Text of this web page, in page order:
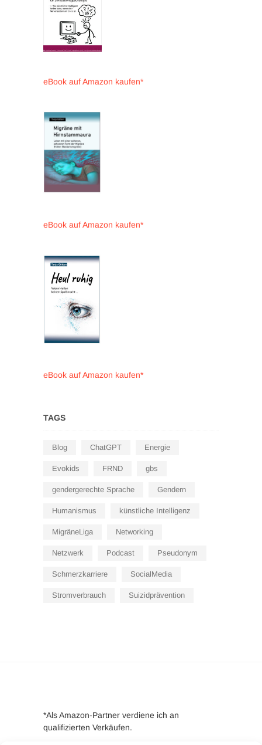
eBook auf Amazon kaufen*
eBook auf Amazon kaufen*
eBook auf Amazon kaufen*
TAGS
Blog ChatGPT Energie
Evokids FRND gbs
gendergerechte Sprache Gendern
Humanismus künstliche Intelligenz
MigräneLiga Networking
Netzwerk Podcast Pseudonym
Schmerzkarriere SocialMedia
Stromverbrauch Suizidprävention
*Als Amazon-Partner verdiene ich an
qualifizierten Verkäufen.